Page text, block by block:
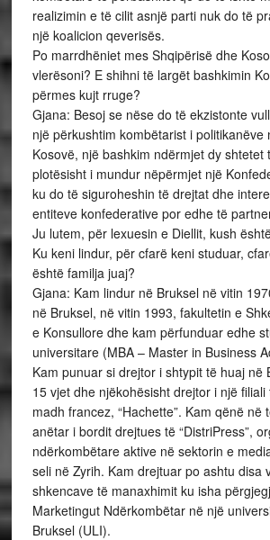
realizimin e të cilit asnjë parti nuk do të
një koalicion qeverisës.
Po marrdhëniet mes Shqipërisë dhe
vlerësoni? E shihni të largët bashkimin
përmes kujt rruge?
Gjana: Besoj se nëse do të ekzistonte
një përkushtim kombëtarist i politikanëve
Kosovë, një bashkim ndërmjet dy shtetet
plotësisht i mundur nëpërmjet një
ku do të siguroheshin të drejtat dhe
entiteve konfederative por edhe të
Ju lutem, për lexuesin e Diellit, kush
Ku keni lindur, për cfarë keni studuar,
është familja juaj?
Gjana: Kam lindur në Bruksel në vitin
në Bruksel, në vitin 1993, fakultetin e
e Konsullore dhe kam përfunduar edhe
universitare (MBA – Master in Business
Kam punuar si drejtor i shtypit të huaj në
15 vjet dhe njëkohësisht drejtor i një
madh francez, “Hachette”. Kam qënë në
anëtar i bordit drejtues të “DistriPress”,
ndërkombëtare aktive në sektorin e
seli në Zyrih. Kam drejtuar po ashtu disa
shkencave të manaxhimit ku isha
Marketingut Ndërkombëtar në një
Bruksel (ULI).